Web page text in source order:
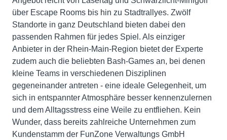
über Escape Rooms bis hin zu Stadtrallyes. Zwölf
Standorte in ganz Deutschland bieten dabei den
passenden Rahmen für jedes Spiel. Als einziger
Anbieter in der Rhein-Main-Region bietet der Experte
zudem auch die beliebten Bash-Games an, bei denen
kleine Teams in verschiedenen Disziplinen
gegeneinander antreten - eine ideale Gelegenheit, um
sich in entspannter Atmosphäre besser kennenzulernen
und dem Alltagsstress eine Weile zu entfliehen. Kein
Wunder, dass bereits zahlreiche Unternehmen zum
Kundenstamm der FunZone Verwaltungs GmbH